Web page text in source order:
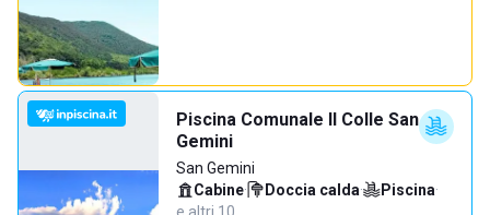
Piscina Comunale Il Colle San
Gemini
San Gemini
Cabine· Doccia calda· Piscina·